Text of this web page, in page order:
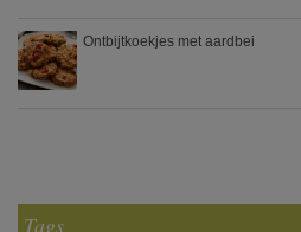
Ontbijtkoekjes met aardbei
Tags